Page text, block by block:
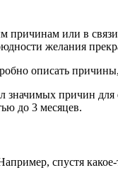
или в
желания
описать
значимых причин
до 3 месяцев.
спустя